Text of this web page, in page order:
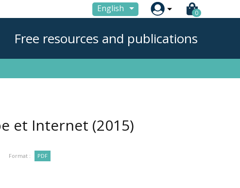
English  0
Free resources and publications
et Internet (2015)
Format : PDF